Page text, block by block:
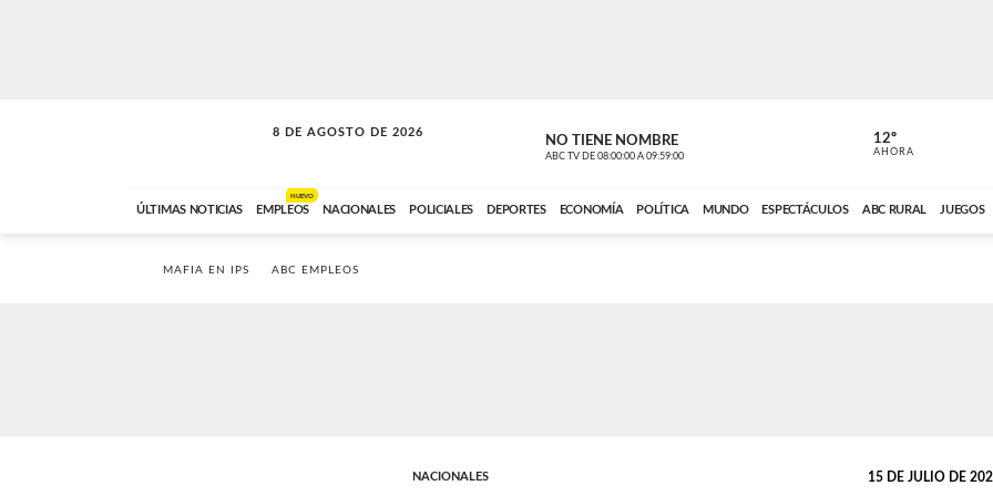
8 DE AGOSTO DE 2026
SOLO MÚSICA NO TIENE NOMBRE
ABC TV DE 08:00:00 A 09:59:00 ABC CARDINAL
12º
AHORA
ÚLTIMAS NOTICIAS EMPLEOS
NUEVO
NACIONALES POLICIALES DEPORTES ECONOMÍA POLÍTICA MUNDO ESPECTÁCULOS ABC RURAL JUEGOS
MAFIA EN IPS ABC EMPLEOS
NACIONALES 15 DE JULIO DE